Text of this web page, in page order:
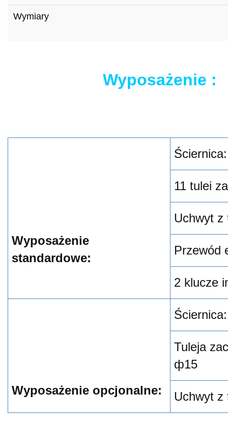
Wymiary
Wyposażenie :
Wyposażenie
standardowe:
11 tulei
Uchwyt z
Przewód
2 klucze
Wyposażenie opcjonalne:
Tuleja
ф15
Uchwyt